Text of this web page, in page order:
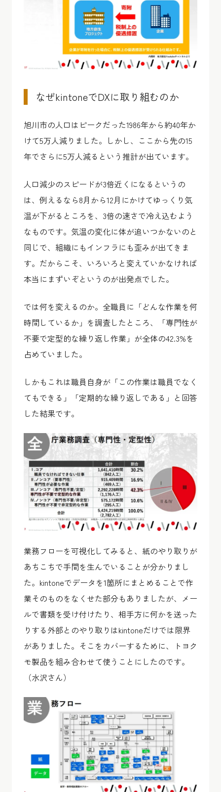
なぜkintoneでDXに取り組むのか
旭川市の人口はピークだった1986年から約40年か
けて5万人減りました。しかし、ここから先の15
年でさらに5万人減るという推計が出ています。
人口減少のスピードが3倍近くになるというの
は、例えるなら8月から12月にかけてゆっくり気
温が下がるところを、3倍の速さで冷え込むよう
なものです。気温の変化に体が追いつかないのと
同じで、組織にもインフラにも歪みが出てきま
す。だからこそ、いろいろと変えていかなければ
本当にまずいぞというのが出発点でした。
では何を変えるのか。全職員に「どんな作業を何
時間しているか」を調査したところ、「専門性が
不要で定型的な繰り返し作業」が全体の42.3%を
占めていました。
しかもこれは職員自身が「この作業は職員でなく
てもできる」「定期的な繰り返しである」と回答
した結果です。
業務フローを可視化してみると、紙のやり取りが
あちこちで手間を生んでいることが分かりまし
た。kintoneでデータを1箇所にまとめることで作
業そのものをなくせた部分もありましたが、メー
ルで書類を受け付けたり、相手方に何かを送った
りする外部とのやり取りはkintoneだけでは限界
がありました。そこをカバーするために、トヨク
モ製品を組み合わせて使うことにしたのです。
（水沢さん）